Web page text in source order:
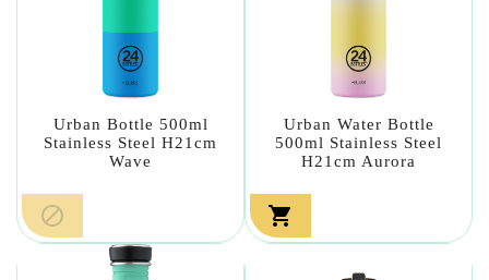
Urban Bottle 500ml
Stainless Steel H21cm
Wave

Urban Water Bottle
500ml Stainless Steel
H21cm Aurora
